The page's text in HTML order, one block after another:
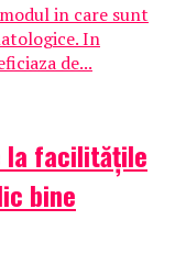
in care sunt
In
de...
la facilitățile
bine